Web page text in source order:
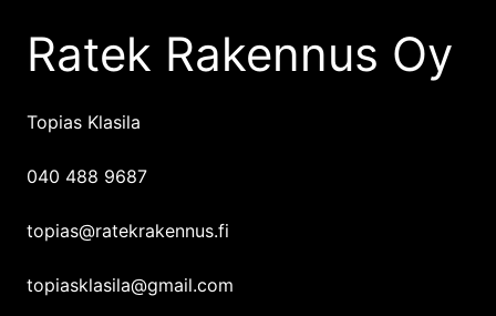
Ratek Rakennus Oy
Topias Klasila
040 488 9687
topias@ratekrakennus.fi
topiasklasila@gmail.com